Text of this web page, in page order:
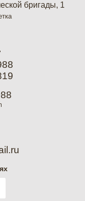
бригады, 1